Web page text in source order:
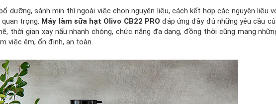
dưỡng, sánh mịn thì ngoài việc chọn nguyên liệu, cách kết hợp các nguyên liệu
trọng. Máy làm sữa hạt Olivo CB22 PRO đáp ứng đầy đủ những yêu cầu
thời gian xay nấu nhanh chóng, chức năng đa dạng, đồng thời cũng mang
việc êm, ổn định, an toàn.